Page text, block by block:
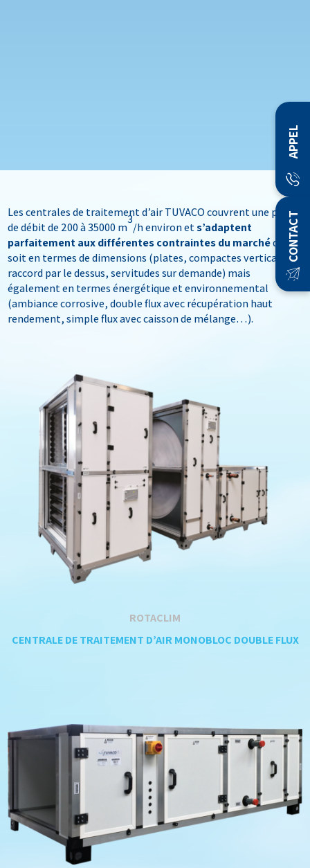
APPEL
CONTACT
Les centrales de traitement d’air TUVACO couvrent une plage
de débit de 200 à 35000 m
3
/h environ ets’adaptent
parfaitement aux différentes contraintes du marchéque ce
soit en termes de dimensions (plates, compactes verticales,
raccord par le dessus, servitudes sur demande) mais
également en termes énergétique et environnemental
(ambiance corrosive, double flux avec récupération haut
rendement, simple flux avec caisson de mélange…).
ROTACLIM
CENTRALE DE TRAITEMENT D’AIR MONOBLOC DOUBLE FLUX